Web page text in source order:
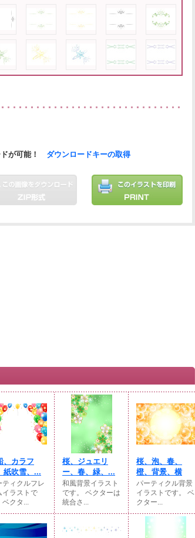
が可能！ ダウンロードキーの取得
、カラフ
紙吹雪、...
ティクルフレ
イラストで
ベクタ...
桜、ジュエリ
ー、春、緑、...
和風背景イラスト
です。 ベクターは
統合さ...
桜、泡、春、
橙、背景、横
パーティクル背景
イラストです。 ベ
クター...